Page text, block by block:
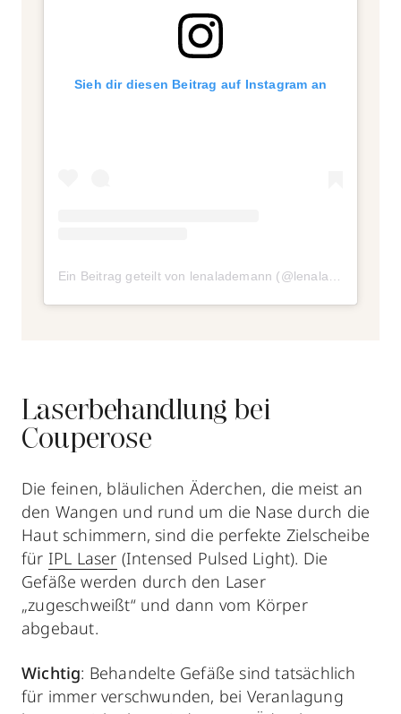
Sieh dir diesen Beitrag auf Instagram an
Laserbehandlung bei
Couperose
Die feinen, bläulichen Äderchen, die meist an
den Wangen und rund um die Nase durch die
Haut schimmern, sind die perfekte Zielscheibe
für IPL Laser (Intensed Pulsed Light). Die
Gefäße werden durch den Laser
„zugeschweißt“ und dann vom Körper
abgebaut.
Wichtig: Behandelte Gefäße sind tatsächlich
für immer verschwunden, bei Veranlagung